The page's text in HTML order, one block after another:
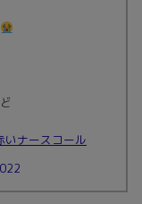
いナースコール